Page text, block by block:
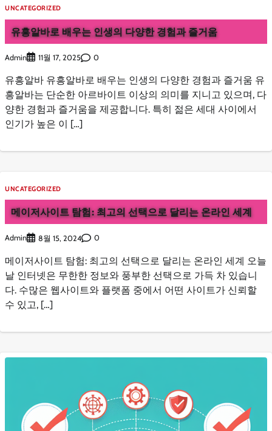
UNCATEGORIZED
유흥알바로 배우는 인생의 다양한 경험과 즐거움
Admin 11월 17, 2025 0
유흥알바 유흥알바로 배우는 인생의 다양한 경험과 즐거움 유
흥알바는 단순한 아르바이트 이상의 의미를 지니고 있으며, 다
양한 경험과 즐거움을 제공합니다. 특히 젊은 세대 사이에서
인기가 높은 이 […]
UNCATEGORIZED
메이저사이트 탐험: 최고의 선택으로 달리는 온라인 세계
Admin 8월 15, 2024 0
메이저사이트 탐험: 최고의 선택으로 달리는 온라인 세계 오늘
날 인터넷은 무한한 정보와 풍부한 선택으로 가득 차 있습니
다. 수많은 웹사이트와 플랫폼 중에서 어떤 사이트가 신뢰할
수 있고, […]